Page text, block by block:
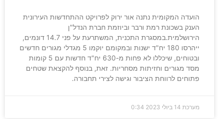
הועדה המקומית נתנה אור ירוק לפרויקט ההתחדשות העירונית
הענק בשכונת רמת ורבר וביוזמת חברת הנדל"ן
הירושלמית.במסגרת התכנית, המשתרעת על פני 14.7 דונמים,
ייהרסו 180 יח"ד ישנות ובמקומם יוקמו 5 מגדלי מגורים חדשים
ובטוחים, שיכללו לא פחות מ-630 יח"ד חדשות עם 5 קומות
מסד מגורים וחזיתות מסחריות. זאת, בנוסף להקצאת שטחים
פתוחים לרווחת הציבור וגישה לצירי תחבורה.
מערכת 14 ביולי 2023 0:34